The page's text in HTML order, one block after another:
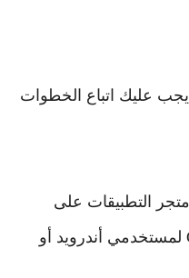
عليك اتباع الخطوات
التطبيقات على
جهازك، سواء كان Google Play لمستخدمي أندرويد أو